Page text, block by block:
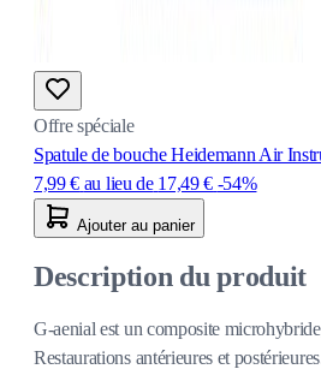
Offre spéciale
Spatule de bouche Heidemann Air
7,99 € au lieu de 17,49 € -54%
Ajouter au panier
Description du produit
G-aenial est un composite
Restaurations antérieures et